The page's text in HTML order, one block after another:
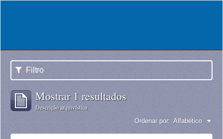
Filtro
Mostrar 1 resultados
Descrição arquivística
Ordenar por: Alfabético